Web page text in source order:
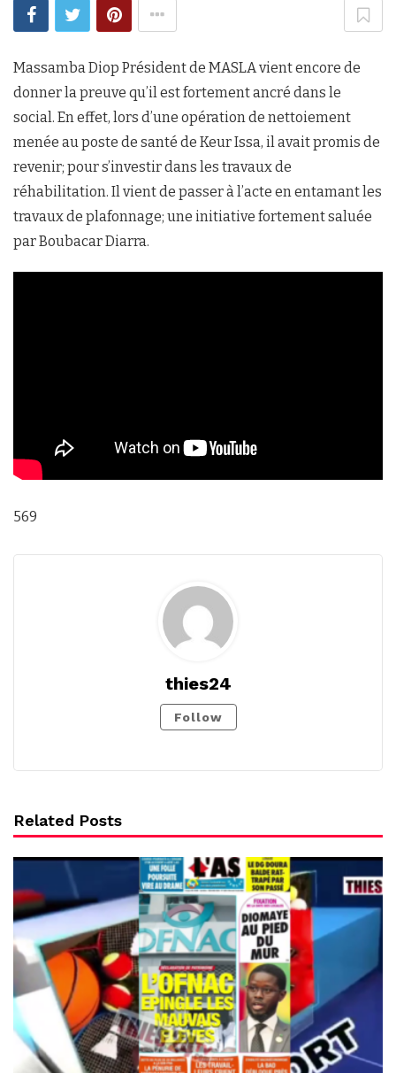
Massamba Diop Président de MASLA vient encore de
donner la preuve qu’il est fortement ancré dans le
social. En effet, lors d’une opération de nettoiement
menée au poste de santé de Keur Issa, il avait promis de
revenir; pour s’investir dans les travaux de
réhabilitation. Il vient de passer à l’acte en entamant les
travaux de plafonnage; une initiative fortement saluée
par Boubacar Diarra.
569
thies24
Follow
Related Posts